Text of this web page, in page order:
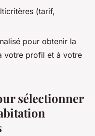
(tarif,
pour obtenir la
votre profil et à votre
sélectionner